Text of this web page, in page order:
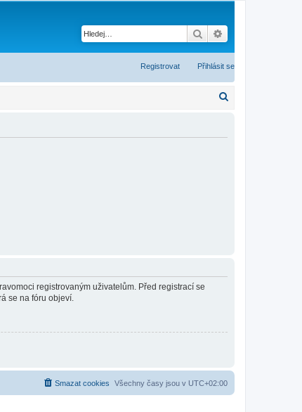
Hledat
Přihlásit se
Registrovat
registrovaným uživatelům. Před registrací se
se na fóru objeví.
Všechny časy jsou v UTC+02:00
Smazat cookies